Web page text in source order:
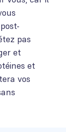
pas
et
et
vos